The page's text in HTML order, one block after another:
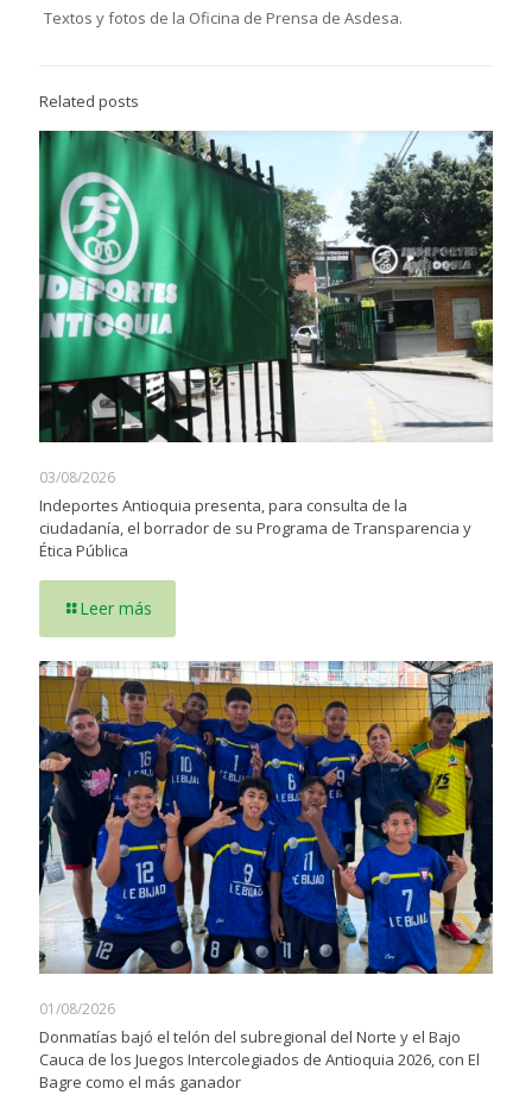
Textos y fotos de la Oficina de Prensa de Asdesa.
Related posts
03/08/2026
Indeportes Antioquia presenta, para consulta de la
ciudadanía, el borrador de su Programa de Transparencia y
Ética Pública
Leer más
01/08/2026
Donmatías bajó el telón del subregional del Norte y el Bajo
Cauca de los Juegos Intercolegiados de Antioquia 2026, con El
Bagre como el más ganador